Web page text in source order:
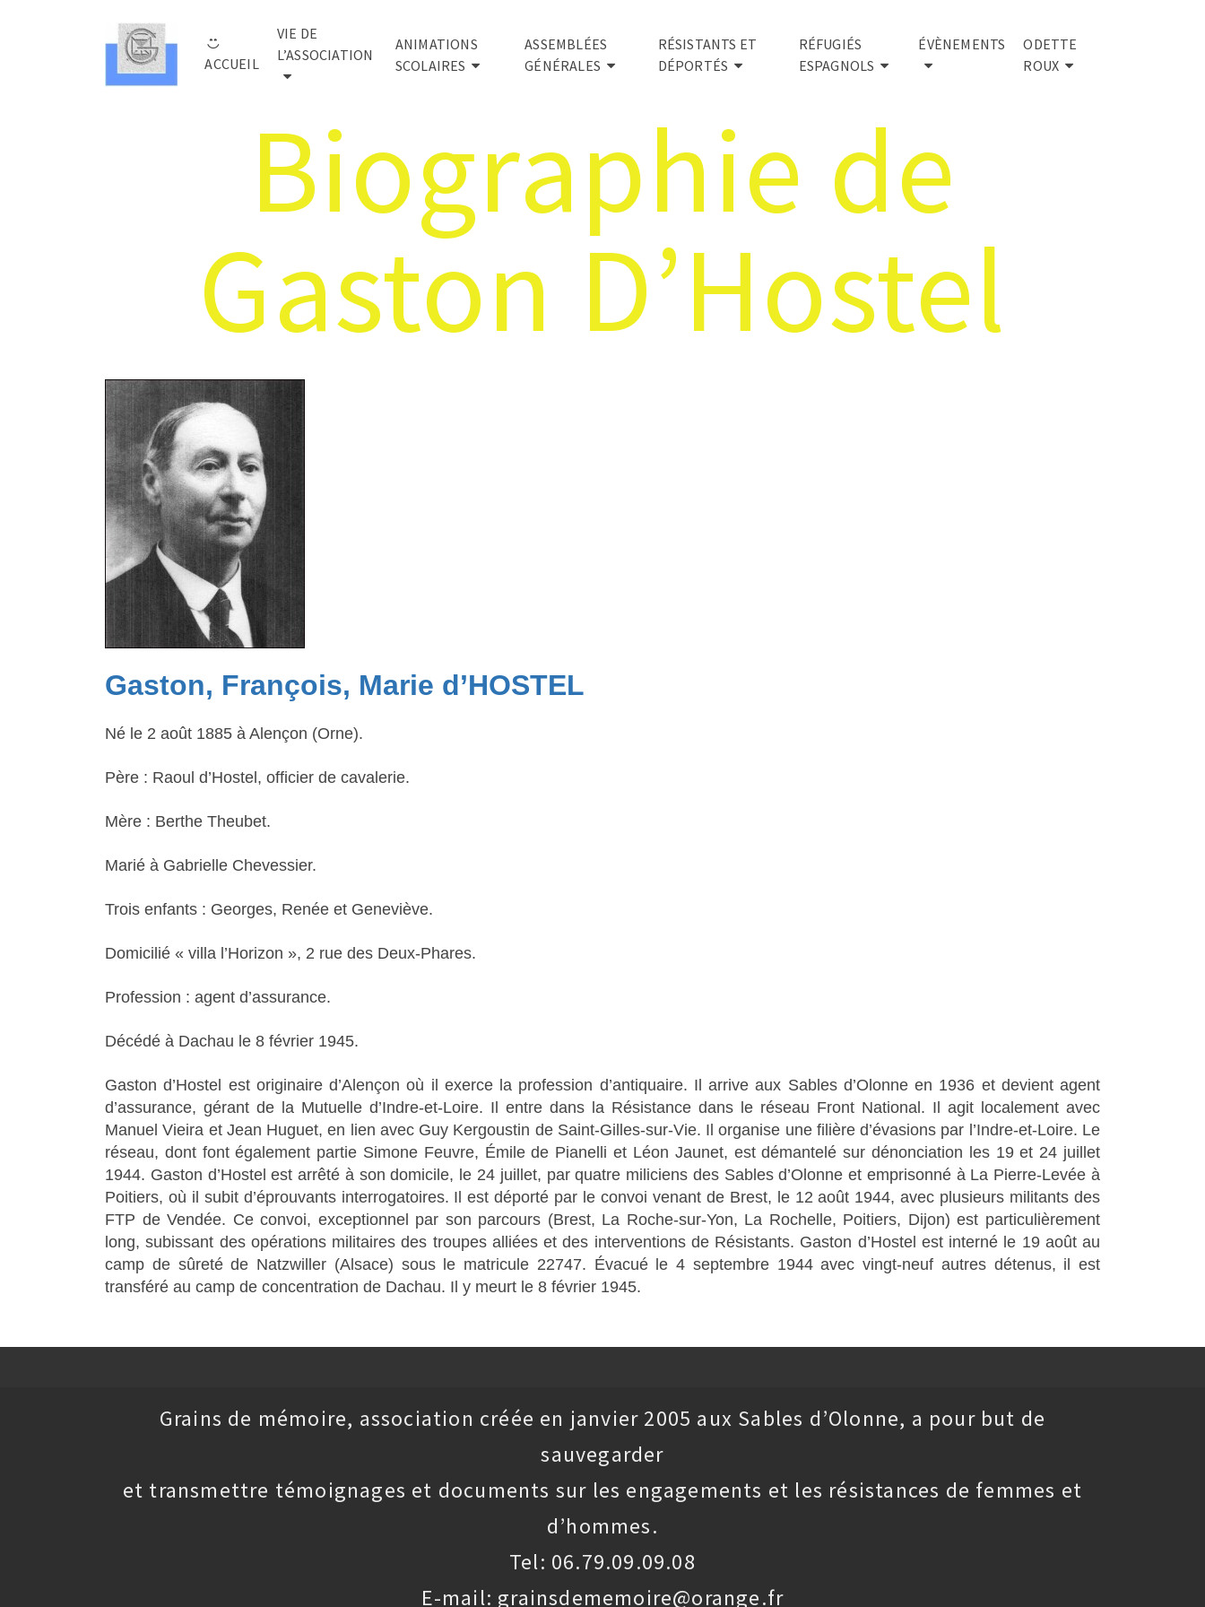
ACCUEIL
VIE DE
L’ASSOCIATION
ANIMATIONS
SCOLAIRES
ASSEMBLÉES
GÉNÉRALES
RÉSISTANTS ET
DÉPORTÉS
RÉFUGIÉS
ESPAGNOLS
ÉVÈNEMENTS
ODETTE
ROUX
Biographie de
Gaston D’Hostel
Gaston, François, Marie d’HOSTEL
Né le 2 août 1885 à Alençon (Orne).
Père : Raoul d’Hostel, officier de cavalerie.
Mère : Berthe Theubet.
Marié à Gabrielle Chevessier.
Trois enfants : Georges, Renée et Geneviève.
Domicilié « villa l’Horizon », 2 rue des Deux-Phares.
Profession : agent d’assurance.
Décédé à Dachau le 8 février 1945.
Gaston d’Hostel est originaire d’Alençon où il exerce la profession d’antiquaire. Il arrive aux Sables d’Olonne en 1936 et devient agent
d’assurance, gérant de la Mutuelle d’Indre-et-Loire. Il entre dans la Résistance dans le réseau Front National. Il agit localement avec
Manuel Vieira et Jean Huguet, en lien avec Guy Kergoustin de Saint-Gilles-sur-Vie. Il organise une filière d’évasions par l’Indre-et-Loire. Le
réseau, dont font également partie Simone Feuvre, Émile de Pianelli et Léon Jaunet, est démantelé sur dénonciation les 19 et 24 juillet
1944. Gaston d’Hostel est arrêté à son domicile, le 24 juillet, par quatre miliciens des Sables d’Olonne et emprisonné à La Pierre-Levée à
Poitiers, où il subit d’éprouvants interrogatoires. Il est déporté par le convoi venant de Brest, le 12 août 1944, avec plusieurs militants des
FTP de Vendée. Ce convoi, exceptionnel par son parcours (Brest, La Roche-sur-Yon, La Rochelle, Poitiers, Dijon) est particulièrement
long, subissant des opérations militaires des troupes alliées et des interventions de Résistants. Gaston d’Hostel est interné le 19 août au
camp de sûreté de Natzwiller (Alsace) sous le matricule 22747. Évacué le 4 septembre 1944 avec vingt-neuf autres détenus, il est
transféré au camp de concentration de Dachau. Il y meurt le 8 février 1945.
Grains de mémoire, association créée en janvier 2005 aux Sables d’Olonne, a pour but de
sauvegarder
et transmettre témoignages et documents sur les engagements et les résistances de femmes et
d’hommes.
Tel: 06.79.09.09.08
E-mail: grainsdememoire@orange.fr